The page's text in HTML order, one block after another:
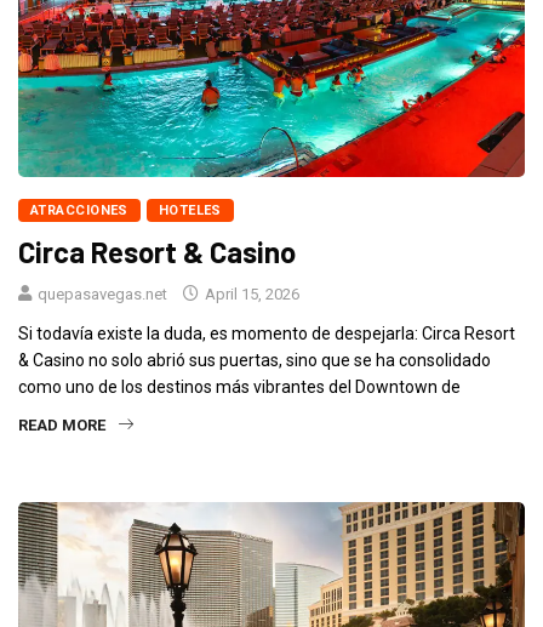
ATRACCIONES HOTELES
Circa Resort & Casino
quepasavegas.net April 15, 2026
Si todavía existe la duda, es momento de despejarla: Circa Resort
& Casino no solo abrió sus puertas, sino que se ha consolidado
como uno de los destinos más vibrantes del Downtown de
READ MORE